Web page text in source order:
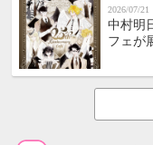
2026/07/21
中村明
フェが